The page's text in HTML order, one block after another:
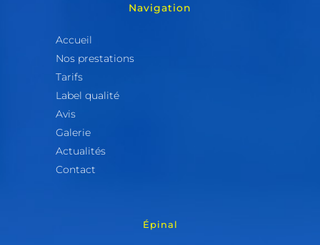
Navigation
Accueil
Nos prestations
Tarifs
Label qualité
Avis
Galerie
Actualités
Contact
Épinal